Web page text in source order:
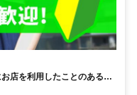
店を利用したことのある方
らまずは好きな時間をお選